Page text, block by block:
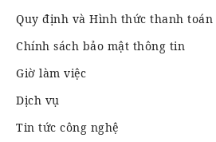
Quy định và Hình thức thanh toán
Chính sách bảo mật thông tin
Giờ làm việc
Dịch vụ
Tin tức công nghệ